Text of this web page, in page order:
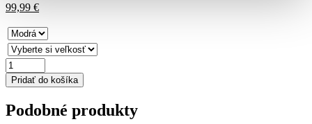
99,99 €
množstvo
Mikina
dámska
Tom
Pridať do košíka
Podobné produkty